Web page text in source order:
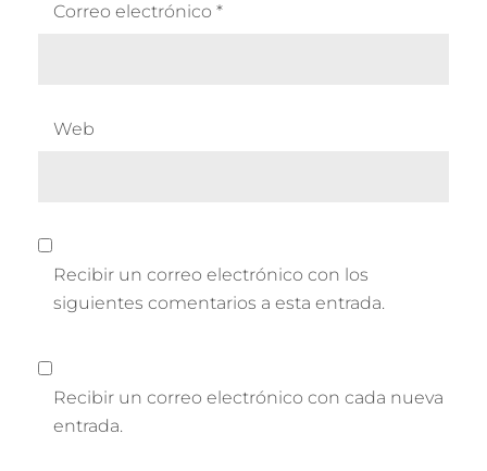
Correo electrónico *
Web
Recibir un correo electrónico con los
siguientes comentarios a esta entrada.
Recibir un correo electrónico con cada nueva
entrada.